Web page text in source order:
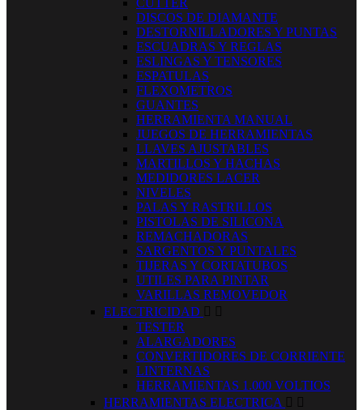
CUTTER
DISCOS DE DIAMANTE
DESTORNILLADORES Y PUNTAS
ESCUADRAS Y REGLAS
ESLINGAS Y TENSORES
ESPATULAS
FLEXOMETROS
GUANTES
HERRAMIENTA MANUAL
JUEGOS DE HERRAMIENTAS
LLAVES AJUSTABLES
MARTILLOS Y HACHAS
MEDIDORES LACER
NIVELES
PALAS Y RASTRILLOS
PISTOLAS DE SILICONA
REMACHADORAS
SARGENTOS Y PUNTALES
TIJERAS Y CORTATUBOS
UTILES PARA PINTAR
VARILLAS REMOVEDOR
ELECTRICIDAD  
TESTER
ALARGADORES
CONVERTIDORES DE CORRIENTE
LINTERNAS
HERRAMIENTAS 1.000 VOLTIOS
HERRAMIENTAS ELECTRICA  